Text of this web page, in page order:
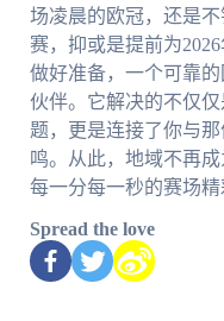
场凌晨的欧冠，还是
赛，抑或是提前为
做好准备，一个可靠
伙伴。它解决的不仅仅
题，更是连接了你与
鸣。从此，地域不再
每一分每一秒的赛场精
Spread the love